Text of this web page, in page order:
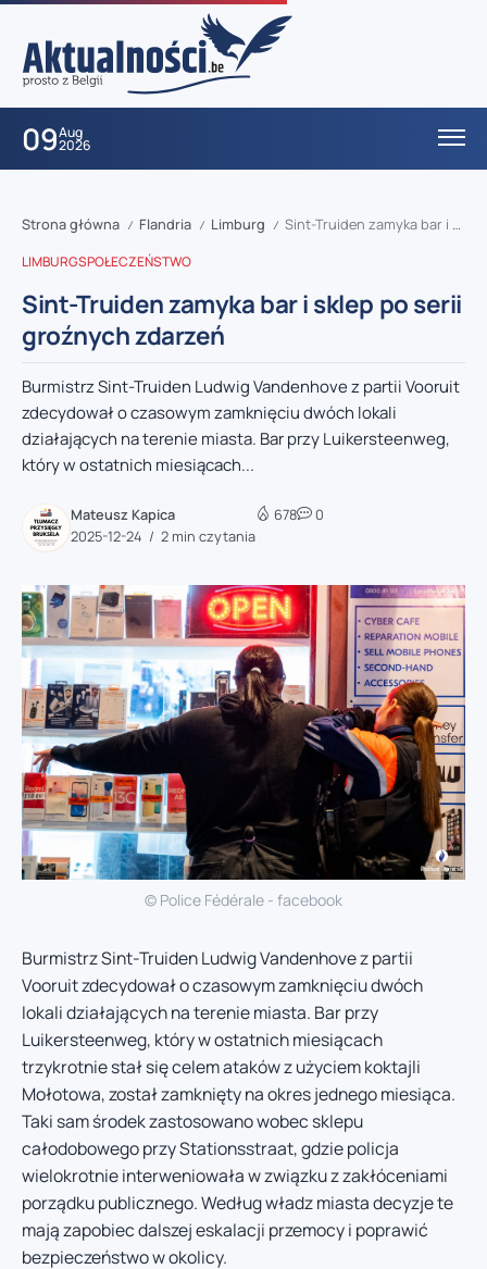
09Aug
2026
Strona główna / Flandria / Limburg / Sint-Truiden zamyka bar i sklep po serii groźnych zdarzeń
LIMBURGSPOŁECZEŃSTWO
Sint-Truiden zamyka bar i sklep po serii
groźnych zdarzeń
Burmistrz Sint-Truiden Ludwig Vandenhove z partii Vooruit
zdecydował o czasowym zamknięciu dwóch lokali
działających na terenie miasta. Bar przy Luikersteenweg,
który w ostatnich miesiącach...
Mateusz Kapica
2025-12-24
2 min czytania
678 0
© Police Fédérale - facebook
Burmistrz Sint-Truiden Ludwig Vandenhove z partii
Vooruit zdecydował o czasowym zamknięciu dwóch
lokali działających na terenie miasta. Bar przy
Luikersteenweg, który w ostatnich miesiącach
trzykrotnie stał się celem ataków z użyciem koktajli
Mołotowa, został zamknięty na okres jednego miesiąca.
Taki sam środek zastosowano wobec sklepu
całodobowego przy Stationsstraat, gdzie policja
wielokrotnie interweniowała w związku z zakłóceniami
porządku publicznego. Według władz miasta decyzje te
mają zapobiec dalszej eskalacji przemocy i poprawić
bezpieczeństwo w okolicy.